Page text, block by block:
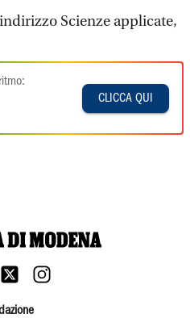
Scienze applicate,
CLICCA QUI